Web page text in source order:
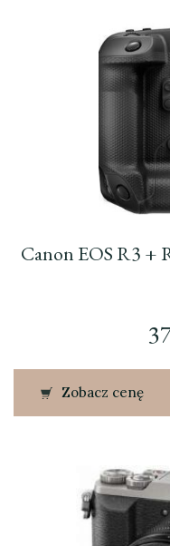
Canon EOS R3 +
Zobacz cenę